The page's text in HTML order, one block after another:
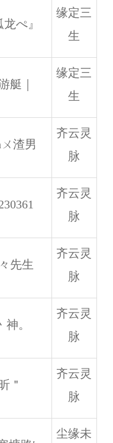
龙ぺ』
缘定三
生
艇｜
缘定三
生
渣男
齐云灵
脉
齐云灵
脉
先生
齐云灵
脉
神。
齐云灵
脉
＂
齐云灵
脉
尘缘未